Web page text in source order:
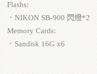
Flashs:
．NIKON SB-900 閃燈*2
Memory Cards:
．Sandisk 16G x6